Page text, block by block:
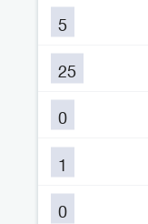
5
25
0
1
0